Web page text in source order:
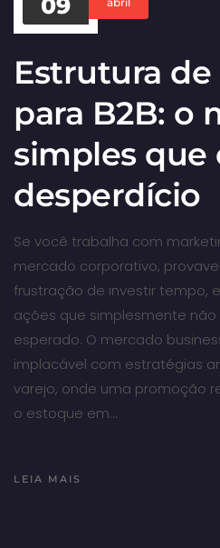
09
Estrutura
para B2B: o
simples que
desperdício
Se você trabalha com
mercado corporativo,
frustração de investir tempo,
ações que simplesmente
esperado. O mercado
implacável com estratégias
varejo, onde uma promoção
o estoque em…
LEIA MAIS